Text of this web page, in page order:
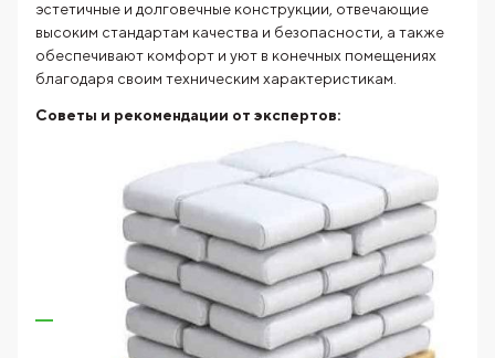
эстетичные и долговечные конструкции, отвечающие
высоким стандартам качества и безопасности, а также
обеспечивают комфорт и уют в конечных помещениях
благодаря своим техническим характеристикам.
Советы и рекомендации от экспертов: